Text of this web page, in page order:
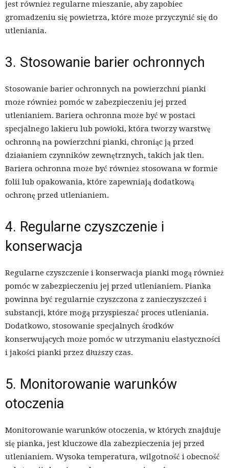
jest również regularne mieszanie, aby zapobiec
gromadzeniu się powietrza, które może przyczynić się do
utleniania.
3. Stosowanie barier ochronnych
Stosowanie barier ochronnych na powierzchni pianki
może również pomóc w zabezpieczeniu jej przed
utlenianiem. Bariera ochronna może być w postaci
specjalnego lakieru lub powłoki, która tworzy warstwę
ochronną na powierzchni pianki, chroniąc ją przed
działaniem czynników zewnętrznych, takich jak tlen.
Bariera ochronna może być również stosowana w formie
folii lub opakowania, które zapewniają dodatkową
ochronę przed utlenianiem.
4. Regularne czyszczenie i
konserwacja
Regularne czyszczenie i konserwacja pianki mogą również
pomóc w zabezpieczeniu jej przed utlenianiem. Pianka
powinna być regularnie czyszczona z zanieczyszczeń i
substancji, które mogą przyspieszać proces utleniania.
Dodatkowo, stosowanie specjalnych środków
konserwujących może pomóc w utrzymaniu elastyczności
i jakości pianki przez dłuższy czas.
5. Monitorowanie warunków
otoczenia
Monitorowanie warunków otoczenia, w których znajduje
się pianka, jest kluczowe dla zabezpieczenia jej przed
utlenianiem. Wysoka temperatura, wilgotność i obecność